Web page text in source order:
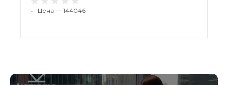
• Цена — 144046